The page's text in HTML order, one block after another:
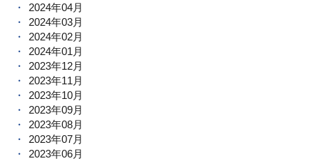
2024年04月
2024年03月
2024年02月
2024年01月
2023年12月
2023年11月
2023年10月
2023年09月
2023年08月
2023年07月
2023年06月